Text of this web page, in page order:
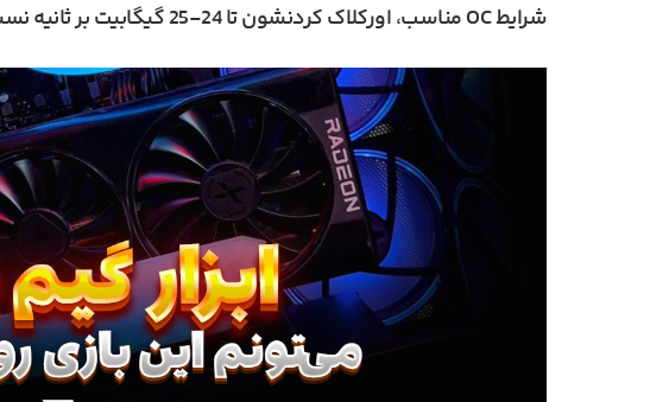
شرایط OC مناسب، اورکلاک کردنشون تا 24-25 گیگابیت بر ثانیه نسبتاً آسونه.